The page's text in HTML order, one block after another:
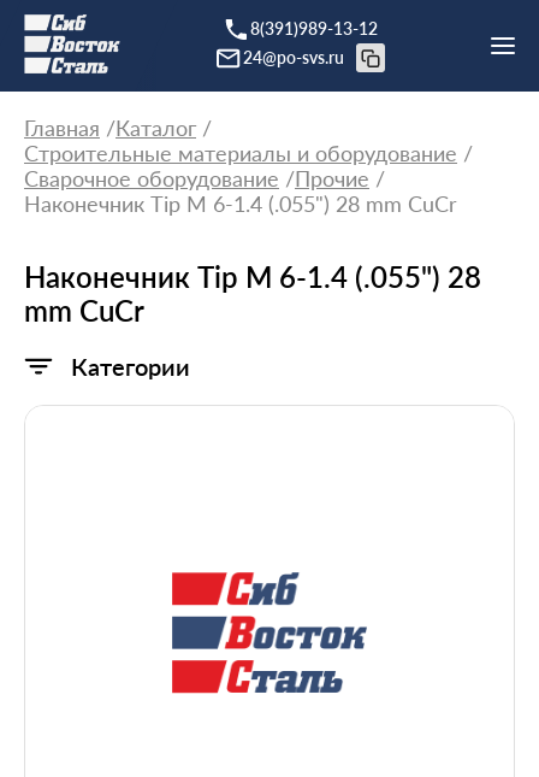
8(391)989-13-12
24@po-svs.ru
Главная
Каталог
Строительные материалы и оборудование
Сварочное оборудование
Прочие
Наконечник Tip M 6-1.4 (.055") 28 mm CuCr
Наконечник Tip M 6-1.4 (.055") 28
mm CuCr
Категории